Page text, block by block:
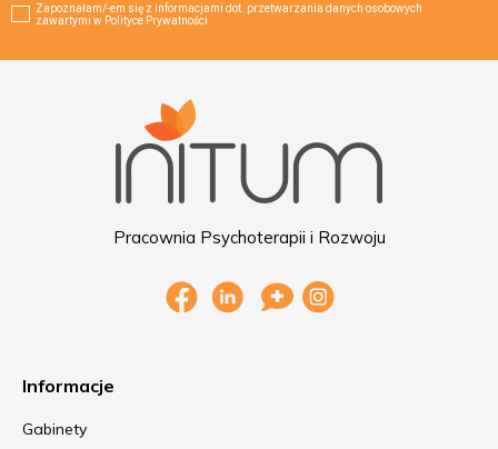
Zapoznałam/-em się z informacjami dot. przetwarzania danych osobowych
zawartymi w Polityce Prywatności
Pracownia Psychoterapii i Rozwoju
Informacje
Gabinety